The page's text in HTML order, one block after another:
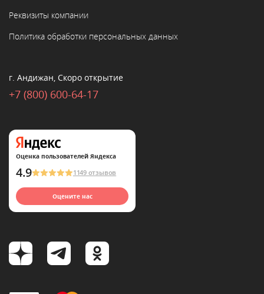
Реквизиты компании
Политика обработки персональных данных
г. Андижан, Скоро открытие
+7 (800) 600-64-17
Оценка пользователей Яндекса
4.9 1149 отзывов
Оцените нас